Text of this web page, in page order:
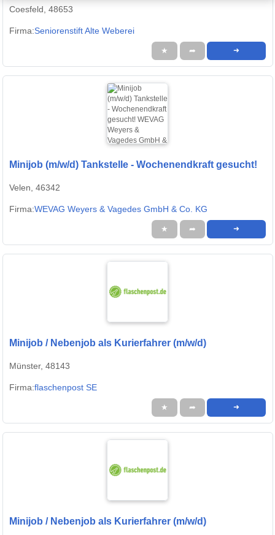
Coesfeld, 48653
Firma:Seniorenstift Alte Weberei
★ ➦ ➜
Minijob (m/w/d) Tankstelle - Wochenendkraft gesucht!
Velen, 46342
Firma:WEVAG Weyers & Vagedes GmbH & Co. KG
★ ➦ ➜
Minijob / Nebenjob als Kurierfahrer (m/w/d)
Münster, 48143
Firma:flaschenpost SE
★ ➦ ➜
Minijob / Nebenjob als Kurierfahrer (m/w/d)